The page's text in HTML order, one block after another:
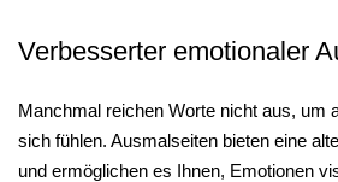
Verbesserter emotionaler
Manchmal reichen Worte nicht aus, um
sich fühlen. Ausmalseiten bieten eine
und ermöglichen es Ihnen, Emotionen